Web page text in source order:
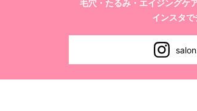
毛穴・たるみ・エイジングケ
インスタで